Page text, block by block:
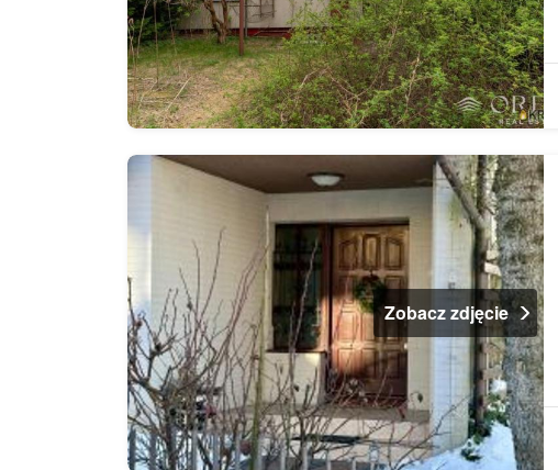
Zobacz zdjęcie